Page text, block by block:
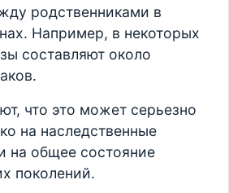
родственниками в
Например, в некоторых
составляют около
что это может серьезно
на наследственные
на общее состояние
поколений.